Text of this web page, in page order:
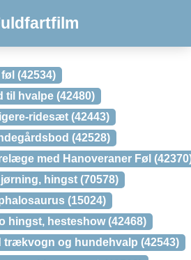
(42534)
til hvalpe (42480)
ridesæt (42443)
(42528)
med Hanoveraner Føl
hingst (70578)
(15024)
hingst, hesteshow (42468)
trækvogn og hundehvalp (42543)